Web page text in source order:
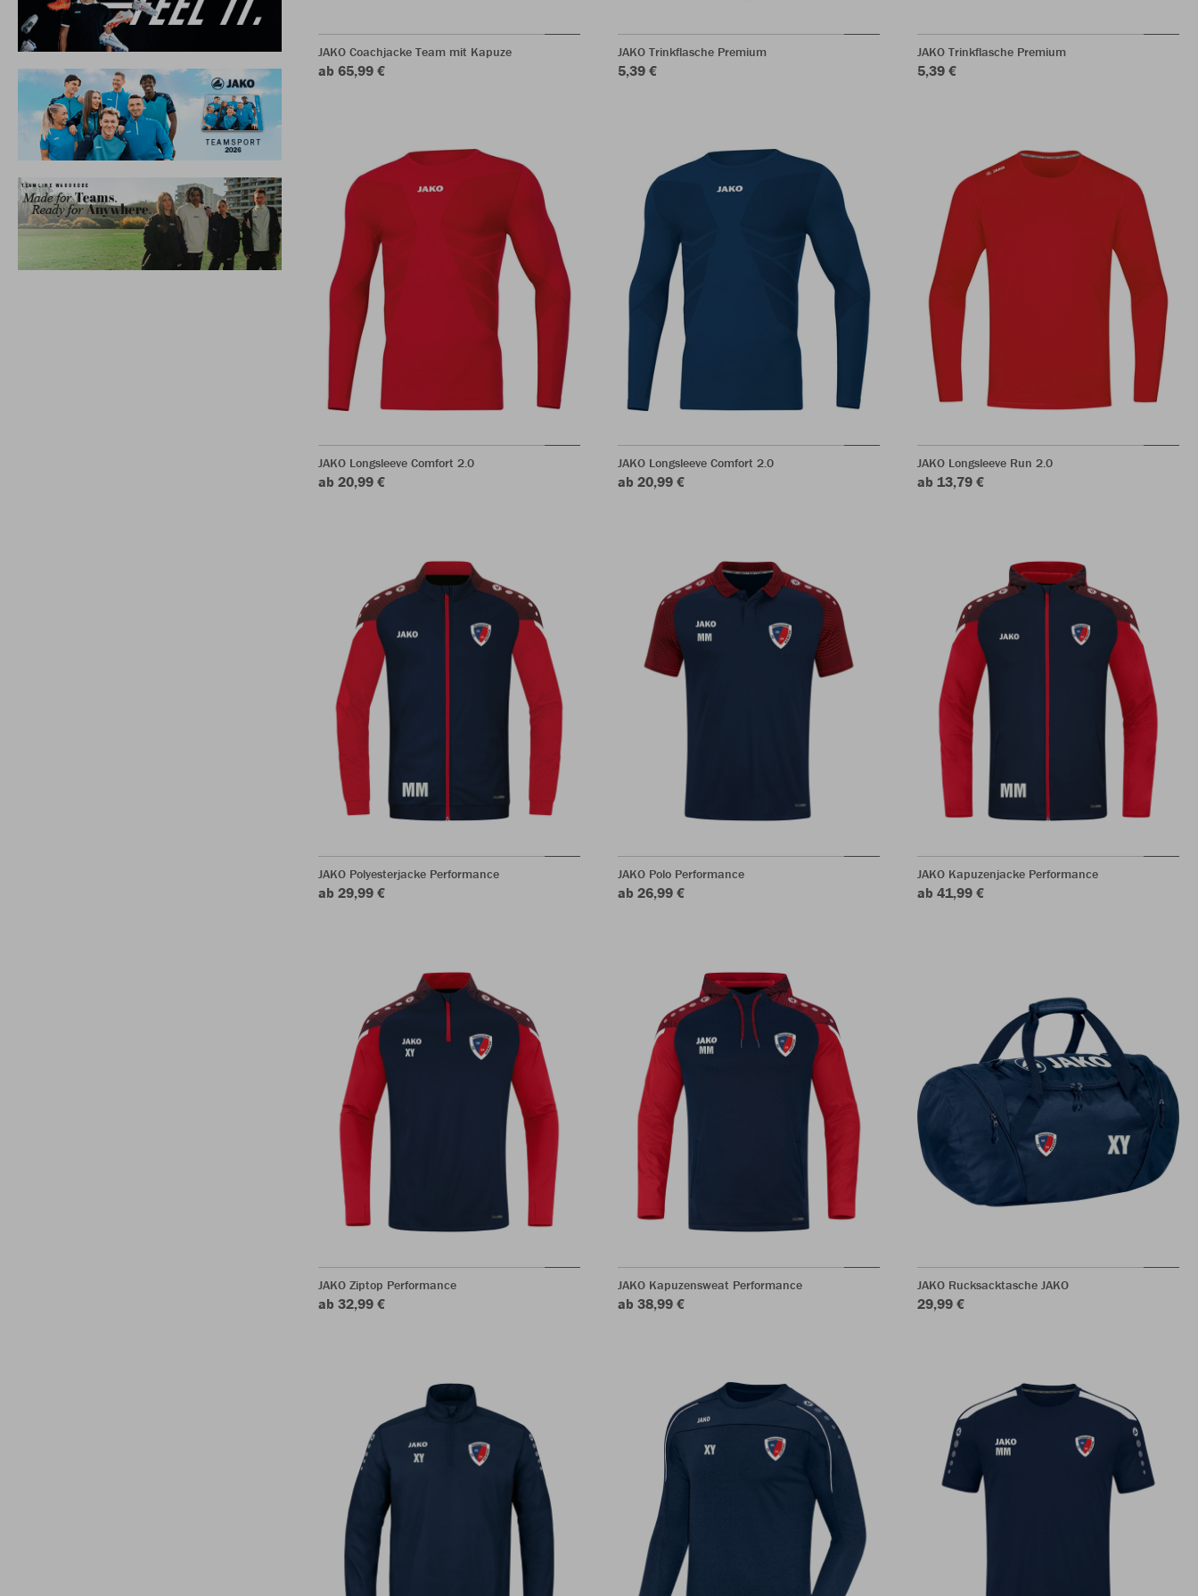
JAKO Coachjacke Team mit Kapuze
ab 65,99 €
JAKO Trinkflasche Premium
5,39 €
JAKO Trinkflasche Premium
5,39 €
JAKO Longsleeve Comfort 2.0
ab 20,99 €
JAKO Longsleeve Comfort 2.0
ab 20,99 €
JAKO Longsleeve Run 2.0
ab 13,79 €
JAKO Polyesterjacke Performance
ab 29,99 €
JAKO Polo Performance
ab 26,99 €
JAKO Kapuzenjacke Performance
ab 41,99 €
JAKO Ziptop Performance
ab 32,99 €
JAKO Kapuzensweat Performance
ab 38,99 €
JAKO Rucksacktasche JAKO
29,99 €